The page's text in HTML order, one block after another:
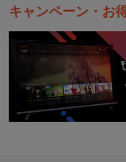
キャンペーン・お